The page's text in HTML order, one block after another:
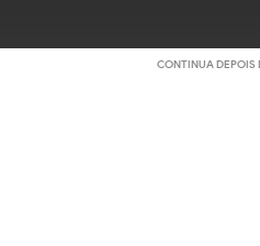
CONTINUA DEPOIS